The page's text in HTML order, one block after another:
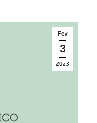
Fev
3
2023